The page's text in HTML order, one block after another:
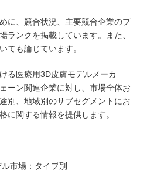
に、競合状況、主要競合企業のプ
ランクを掲載しています。また、
ても論じています。
る医療用3D皮膚モデルメーカ
ーン関連企業に対し、市場全体お
別、地域別のサブセグメントにお
に関する情報を提供します。
市場：タイプ別